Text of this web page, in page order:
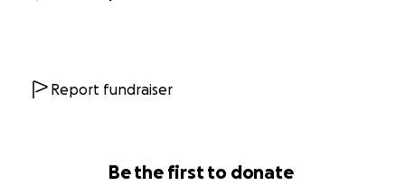
Be the first to donate
Report fundraiser